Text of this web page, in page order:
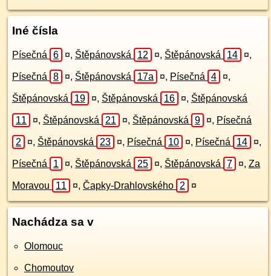
Iné čísla
Písečná 6 ¤, Štěpánovská 12 ¤, Štěpánovská 14 ¤,
Písečná 8 ¤, Štěpánovská 17a ¤, Písečná 4 ¤,
Štěpánovská 19 ¤, Štěpánovská 16 ¤, Štěpánovská
11 ¤, Štěpánovská 21 ¤, Štěpánovská 9 ¤, Písečná
2 ¤, Štěpánovská 23 ¤, Písečná 10 ¤, Písečná 14 ¤,
Písečná 1 ¤, Štěpánovská 25 ¤, Štěpánovská 7 ¤, Za
Moravou 11 ¤, Čapky-Drahlovského 2 ¤
Nachádza sa v
Olomouc
Chomoutov